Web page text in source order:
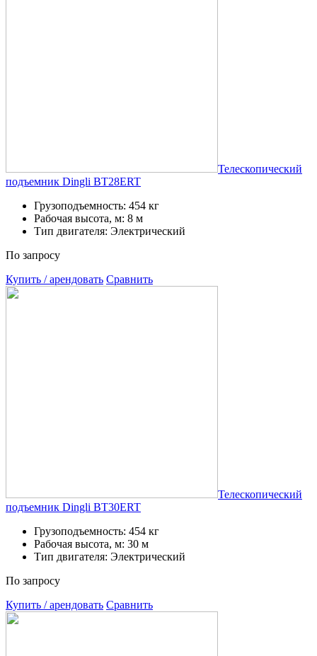
Телескопический
подъемник Dingli BT28ERT
Грузоподъемность: 454 кг
Рабочая высота, м: 8 м
Тип двигателя: Электрический
По запросу
Купить / арендовать Сравнить
Телескопический
подъемник Dingli BT30ERT
Грузоподъемность: 454 кг
Рабочая высота, м: 30 м
Тип двигателя: Электрический
По запросу
Купить / арендовать Сравнить